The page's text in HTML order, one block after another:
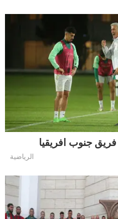
جنوب افريقيا
الرياضية